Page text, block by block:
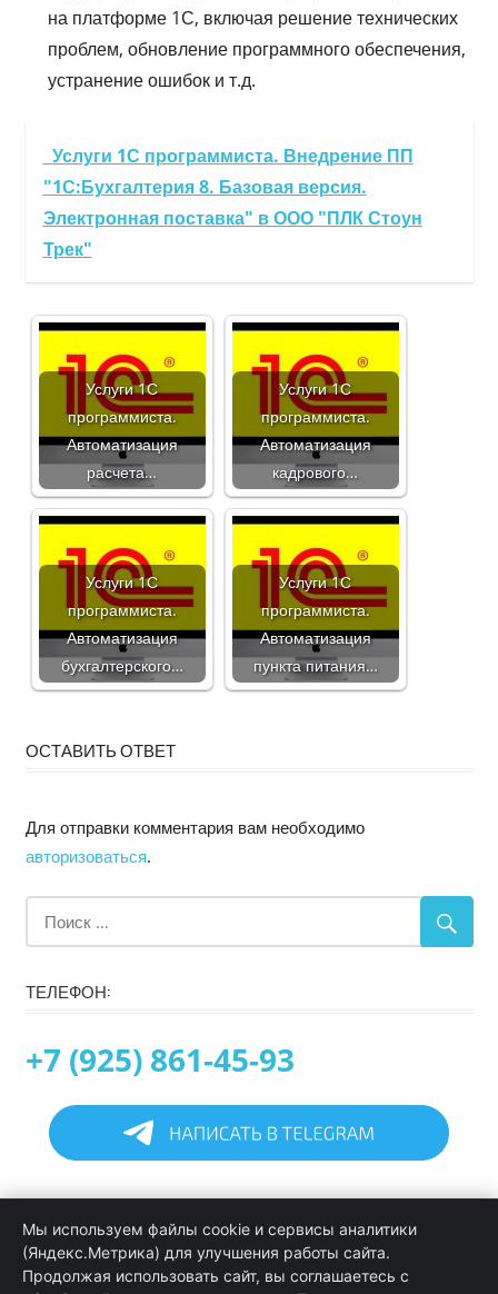
на платформе 1С, включая решение технических
проблем, обновление программного обеспечения,
устранение ошибок и т.д.
Услуги 1С программиста. Внедрение ПП
"1С:Бухгалтерия 8. Базовая версия.
Электронная поставка" в ООО "ПЛК Стоун
Трек"
Услуги 1С
программиста.
Автоматизация
расчета…
Услуги 1С
программиста.
Автоматизация
кадрового…
Услуги 1С
программиста.
Автоматизация
бухгалтерского…
Услуги 1С
программиста.
Автоматизация
пункта питания…
ОСТАВИТЬ ОТВЕТ
Для отправки комментария вам необходимо
авторизоваться.
ТЕЛЕФОН:
+7 (925) 861-45-93
Информация
Программирование в 1С услуги
Мы используем файлы cookie и сервисы аналитики
(Яндекс.Метрика) для улучшения работы сайта.
Продолжая использовать сайт, вы соглашаетесь с